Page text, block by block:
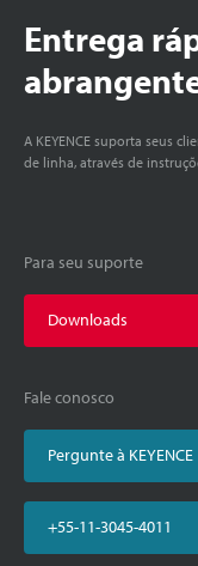
Entrega
A KEYENCE suporta seus
de linha, através de
Para seu suporte
Downloads
Fale conosco
Pergunte à KEYENCE
+55-11-3045-4011